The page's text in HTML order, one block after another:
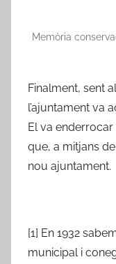
Memòria
Finalment, sent
l’ajuntament va
El va
que, a mitjans
nou ajuntament.
[1] En 1932
municipal i